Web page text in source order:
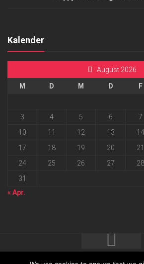
Kalender
August 2026
M D M D F
3
4 5 6 7
10
11 12 13 14
17
18 19 20 21
24
25 26 27 28
31
« Apr.